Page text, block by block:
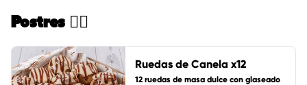
Postres 🏄🏻
Ruedas de Canela x12
12 ruedas de masa dulce con glaseado